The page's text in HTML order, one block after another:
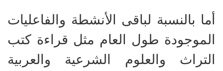
أما بالنسبة لباقى الأنشطة والفاعليات
الموجودة طول العام مثل قراءة كتب
التراث والعلوم الشرعية والعربية